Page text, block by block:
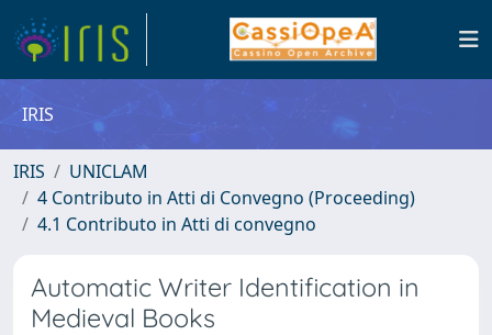
IRIS
IRIS
UNICLAM
4 Contributo in Atti di Convegno (Proceeding)
4.1 Contributo in Atti di convegno
Automatic Writer Identification in
Medieval Books